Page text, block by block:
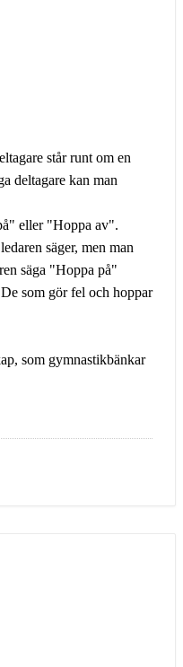
står runt om en
deltagare kan man
eller "Hoppa av".
säger, men man
säga "Hoppa på"
som gör fel och hoppar
som gymnastikbänkar